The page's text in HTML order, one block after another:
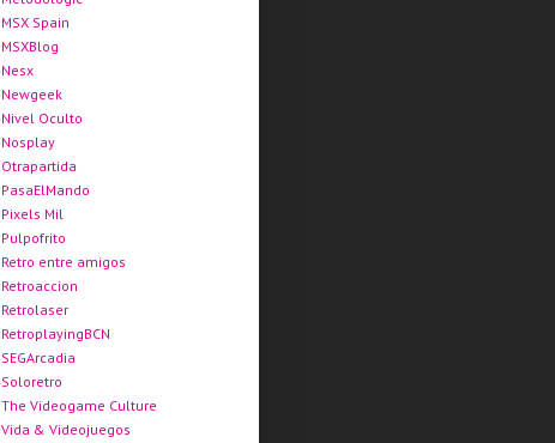
MSX Spain
MSXBlog
Nesx
Newgeek
Nivel Oculto
Nosplay
Otrapartida
PasaElMando
Pixels Mil
Pulpofrito
Retro entre amigos
Retroaccion
Retrolaser
RetroplayingBCN
SEGArcadia
Soloretro
The Videogame Culture
Vida & Videojuegos